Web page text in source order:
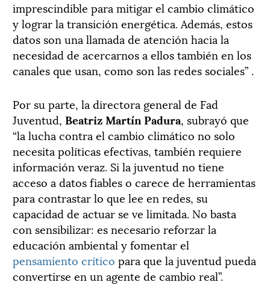
imprescindible para mitigar el cambio climático
y lograr la transición energética. Además, estos
datos son una llamada de atención hacia la
necesidad de acercarnos a ellos también en los
canales que usan, como son las redes sociales” .
Por su parte, la directora general de Fad
Juventud, Beatriz Martín Padura, subrayó que
“la lucha contra el cambio climático no solo
necesita políticas efectivas, también requiere
información veraz. Si la juventud no tiene
acceso a datos fiables o carece de herramientas
para contrastar lo que lee en redes, su
capacidad de actuar se ve limitada. No basta
con sensibilizar: es necesario reforzar la
educación ambiental y fomentar el
pensamiento crítico para que la juventud pueda
convertirse en un agente de cambio real”.